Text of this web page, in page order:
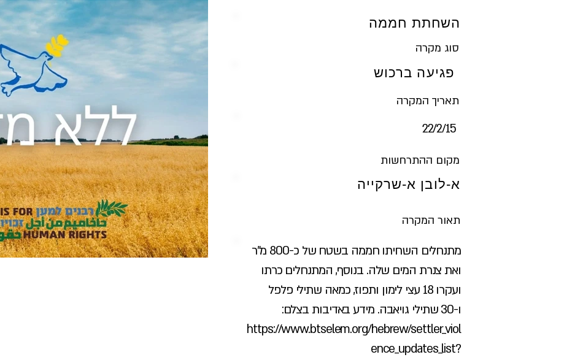
השחתת חממה
סוג מקרה
פגיעה ברכוש
תאריך המקרה
15‏/2‏/22
מקום ההתרחשות
א-לובן א-שרקייה
תאור המקרה
מתנחלים השחיתו חממה בשטח של כ-800 מ"ר
ואת צנרת המים שלה. בנוסף, המתנחלים כרתו
ועקרו 18 עצי לימון ותפוז, כמאה שתילי פלפל
ו-30 שתילי גויאבה. מידע באדיבות בצלם:
https://www.btselem.org/hebrew/settler_viol
ence_updates_list?